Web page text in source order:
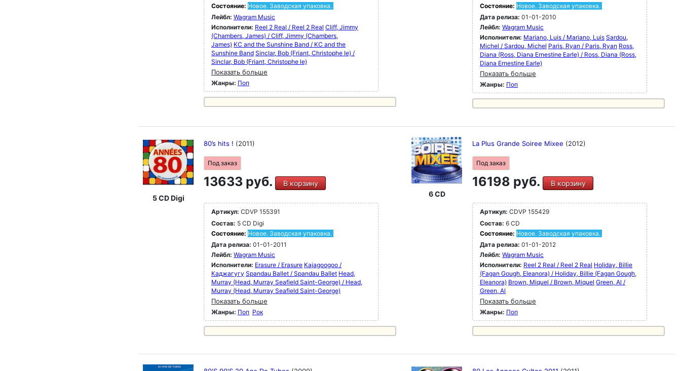
Состояние: Новое. Заводская упаковка.
Лейбл: Wagram Music
Исполнители: Reel 2 Real / Reel 2 Real Cliff, Jimmy
(Chambers, James) / Cliff, Jimmy (Chambers,
James) KC and the Sunshine Band / KC and the
Sunshine Band Sinclar, Bob (Friant, Christophe le) /
Sinclar, Bob (Friant, Christophe le)
Показать больше
Жанры: Поп
Состояние: Новое. Заводская упаковка.
Дата релиза: 01-01-2010
Лейбл: Wagram Music
Исполнители: Mariano, Luis / Mariano, Luis Sardou,
Michel / Sardou, Michel Paris, Ryan / Paris, Ryan Ross,
Diana (Ross, Diana Ernestine Earle) / Ross, Diana (Ross,
Diana Ernestine Earle)
Показать больше
Жанры: Поп
5 CD Digi
80’s hits ! (2011)
Под заказ
13633 руб. В корзину
Артикул: CDVP 155391
Состав: 5 CD Digi
Состояние: Новое. Заводская упаковка.
Дата релиза: 01-01-2011
Лейбл: Wagram Music
Исполнители: Erasure / Erasure Kajagoogoo /
Каджагугу Spandau Ballet / Spandau Ballet Head,
Murray (Head, Murray Seafield Saint-George) / Head,
Murray (Head, Murray Seafield Saint-George)
Показать больше
Жанры: Поп Рок
6 CD
La Plus Grande Soiree Mixee (2012)
Под заказ
16198 руб. В корзину
Артикул: CDVP 155429
Состав: 6 CD
Состояние: Новое. Заводская упаковка.
Дата релиза: 01-01-2012
Лейбл: Wagram Music
Исполнители: Reel 2 Real / Reel 2 Real Holiday, Billie
(Fagan Gough, Eleanora) / Holiday, Billie (Fagan Gough,
Eleanora) Brown, Miquel / Brown, Miquel Green, Al /
Green, Al
Показать больше
Жанры: Поп